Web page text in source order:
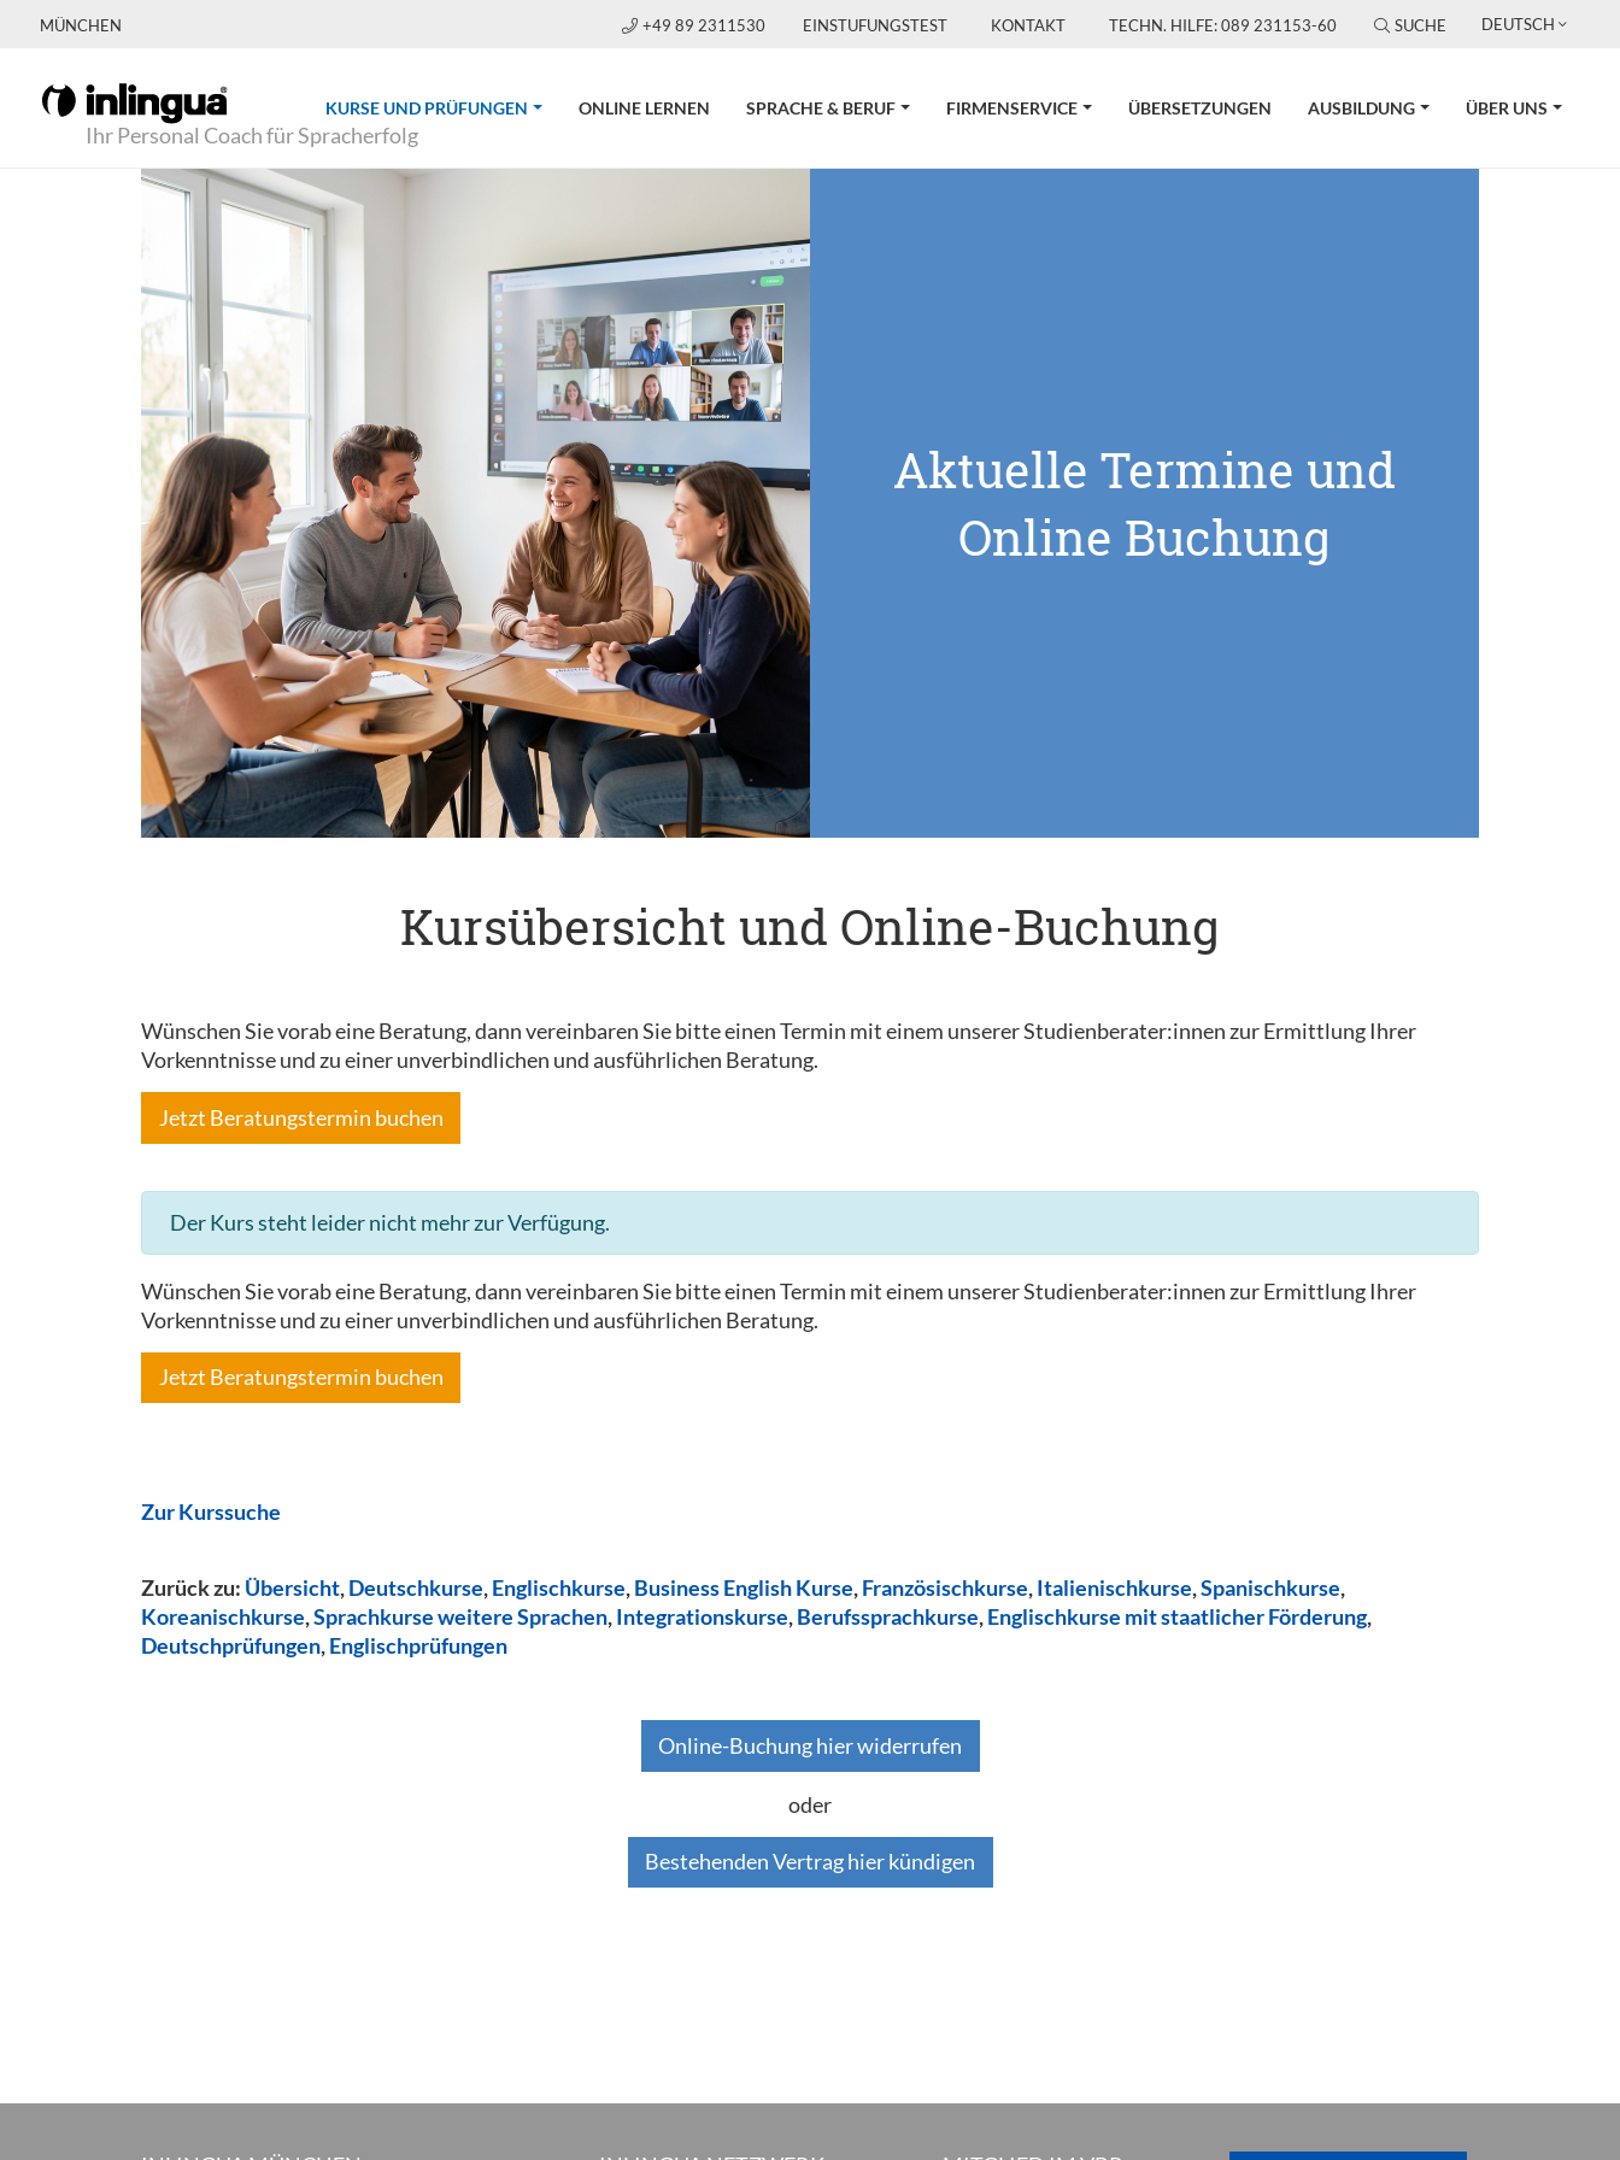
MÜNCHEN +49 89 2311530 EINSTUFUNGSTEST KONTAKT TECHN. HILFE: 089 231153-60 SUCHE DEUTSCH
Ihr Personal Coach für Spracherfolg
KURSE UND PRÜFUNGEN (CURRENT)ONLINE LERNEN SPRACHE & BERUF FIRMENSERVICE ÜBERSETZUNGEN AUSBILDUNG ÜBER UNS
Aktuelle Termine und
Online Buchung
Kursübersicht und Online-Buchung
Wünschen Sie vorab eine Beratung, dann vereinbaren Sie bitte einen Termin mit einem unserer Studienberater:innen zur Ermittlung Ihrer
Vorkenntnisse und zu einer unverbindlichen und ausführlichen Beratung.
Jetzt Beratungstermin buchen
Der Kurs steht leider nicht mehr zur Verfügung.
Wünschen Sie vorab eine Beratung, dann vereinbaren Sie bitte einen Termin mit einem unserer Studienberater:innen zur Ermittlung Ihrer
Vorkenntnisse und zu einer unverbindlichen und ausführlichen Beratung.
Jetzt Beratungstermin buchen
Zur Kurssuche
Zurück zu: Übersicht,Deutschkurse,Englischkurse,Business English Kurse,Französischkurse,Italienischkurse,Spanischkurse,
Koreanischkurse,Sprachkurse weitere Sprachen,Integrationskurse,Berufssprachkurse,Englischkurse mit staatlicher Förderung,
Deutschprüfungen,Englischprüfungen
Online-Buchung hier widerrufen
oder
Bestehenden Vertrag hier kündigen